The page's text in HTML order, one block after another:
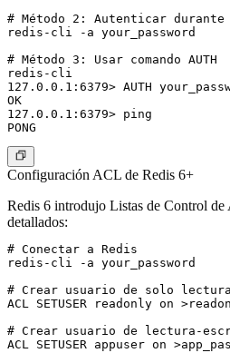
# Método 2: Autenticar durante
redis-cli -a your_password
# Método 3: Usar comando AUTH
redis-cli
127.0.0.1:6379> AUTH
OK
127.0.0.1:6379> ping
Configuración ACL de Redis 6+
Redis 6 introdujo Listas de Control de
detallados:
# Conectar a Redis
redis-cli -a your_password
# Crear usuario de solo lectura
ACL SETUSER readonly on
# Crear usuario de lectura-
ACL SETUSER appuser on